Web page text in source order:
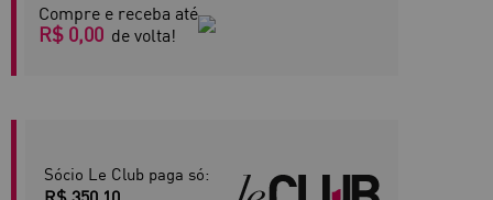
Compre e receba até
R$ 0,00 de volta!
Sócio Le Club paga só: